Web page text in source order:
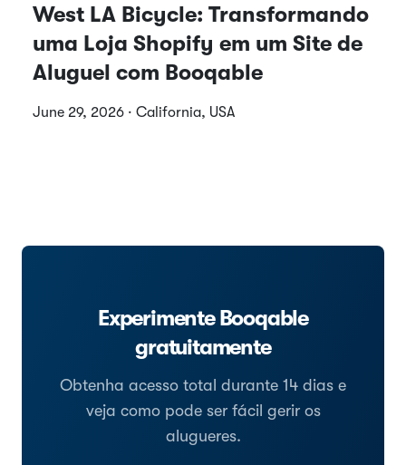
West LA Bicycle: Transformando
uma Loja Shopify em um Site de
Aluguel com Booqable
June 29, 2026 · California, USA
Experimente Booqable
gratuitamente
Obtenha acesso total durante 14 dias e
veja como pode ser fácil gerir os
alugueres.